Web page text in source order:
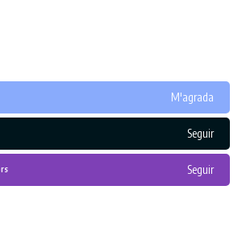
M'agrada
Seguir
Seguir